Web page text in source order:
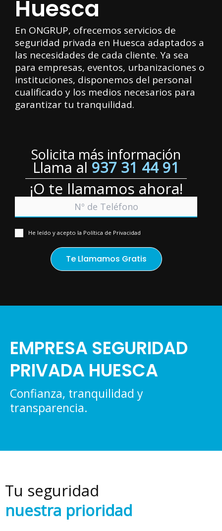
Huesca
En ONGRUP, ofrecemos servicios de
seguridad privada en Huesca adaptados a
las necesidades de cada cliente. Ya sea
para empresas, eventos, urbanizaciones o
instituciones, disponemos del personal
cualificado y los medios necesarios para
garantizar tu tranquilidad.
Solicita más información
Llama al 937 31 44 91
¡O te llamamos ahora!
He leído y acepto la Política de Privacidad
EMPRESA SEGURIDAD
PRIVADA HUESCA
Confianza, tranquilidad y
transparencia.
Tu seguridad
nuestra prioridad